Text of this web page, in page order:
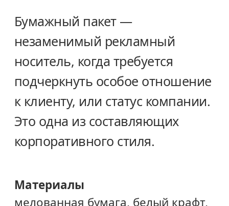
Бумажный пакет —
незаменимый рекламный
носитель, когда требуется
подчеркнуть особое отношение
к клиенту, или статус компании.
Это одна из составляющих
корпоративного стиля.
Материалы
мелованная бумага, белый крафт,